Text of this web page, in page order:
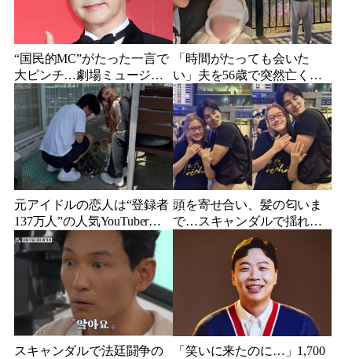
“国民的MC”がたった一言で
大ピンチ…劇場ミュージカ
ルを巡る発言に批判続出、
ついに長文で謝罪
「時間がたっても会いた
い」夫を56歳で突然亡くし
た妻…笑顔が父親に似てき
た娘と歩む“その後”
元アイドルの恋人は“登録者
137万人”の人気YouTuberだ
った…同日投稿で明らかに
なった2人の関係
頭を寄せ合い、髪の匂いま
で…スキャンダルで揺れた
人気俳優、ベトナム女性歌
手との親密動画が公開
スキャンダルで法廷闘争の
「笑いに来たのに…」1,700